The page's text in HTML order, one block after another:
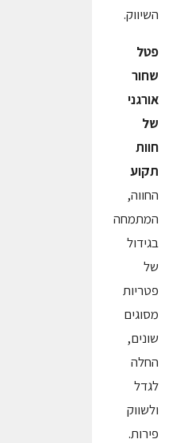
השיווק.
פטל
שחור
אורגני
של
חוות
תקוע
החווה,
המתמחה
בגידול
של
פטריות
מסוגים
שונים,
החלה
לגדל
ולשווק
פירות.